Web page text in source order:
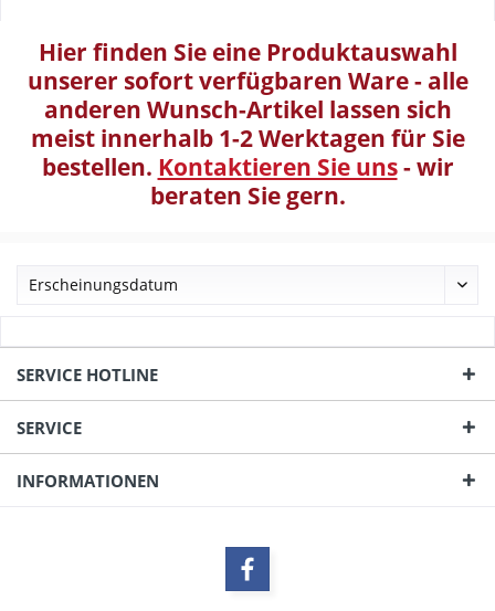
Hier finden Sie eine Produktauswahl
unserer sofort verfügbaren Ware - alle
anderen Wunsch-Artikel lassen sich
meist innerhalb 1-2 Werktagen für Sie
bestellen. Kontaktieren Sie uns- wir
beraten Sie gern.
SERVICE HOTLINE
SERVICE
INFORMATIONEN